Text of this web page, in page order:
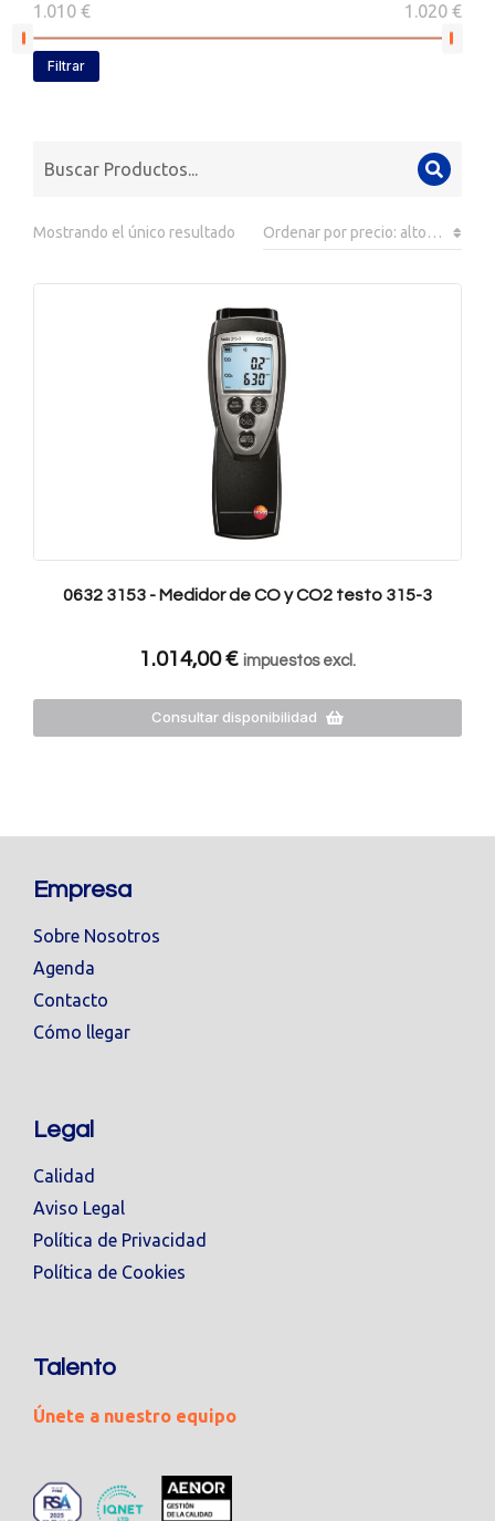
1.010 € 1.020 €
Filtrar
Mostrando el único resultado
0632 3153 - Medidor de CO y CO2 testo 315-3
1.014,00€ impuestos excl.
Consultar disponibilidad
Empresa
Sobre Nosotros
Agenda
Contacto
Cómo llegar
Legal
Calidad
Aviso Legal
Política de Privacidad
Política de Cookies
Talento
Únete a nuestro equipo